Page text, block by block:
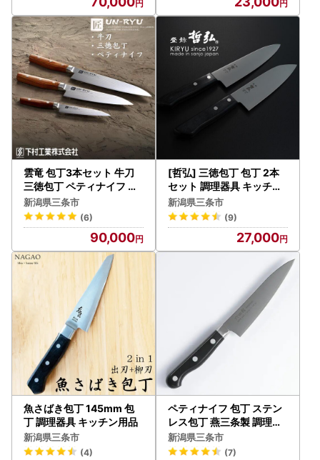
雲竜 包丁3本セット 牛刀
三徳包丁 ペティナイフ 燕
三条製 調理器具 キッチン
用品
新潟県三条市
(6)
90,000
[哲弘] 三徳包丁 包丁 2本
セット 調理器具 キッチン
用品
新潟県三条市
(9)
27,000
魚さばき包丁 145mm 包
丁 調理器具 キッチン用品
新潟県三条市
(4)
ペティナイフ 包丁 ステン
レス包丁 燕三条製 調理器
具 キッチンツール
新潟県三条市
(7)